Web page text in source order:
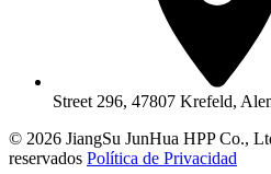
Street 296, 47807 Krefeld,
© 2026 JiangSu JunHua HPP Co.,
reservados Política de Privacidad